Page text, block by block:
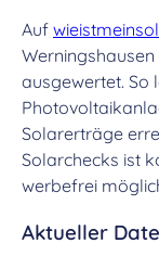
Auf
ausgewertet. So
Solarerträge
Solarchecks ist
werbefrei
Aktueller